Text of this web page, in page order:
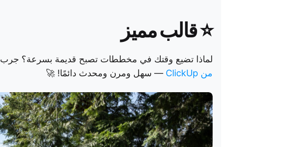
⭐قالب مميز
لماذا تضيع وقتك في مخططات تصبح قديمة بسرعة؟ جرب
من ClickUp
— سهل ومرن ومحدث دائمًا! 🚀